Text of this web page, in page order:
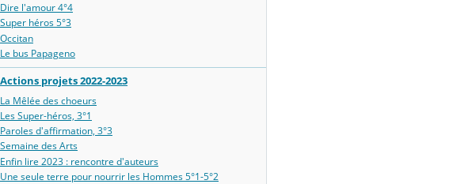
Dire l'amour 4°4
Super héros 5°3
Occitan
Le bus Papageno
Actions projets 2022-2023
La Mêlée des choeurs
Les Super-héros, 3°1
Paroles d'affirmation, 3°3
Semaine des Arts
Enfin lire 2023 : rencontre d'auteurs
Une seule terre pour nourrir les Hommes 5°1-5°2